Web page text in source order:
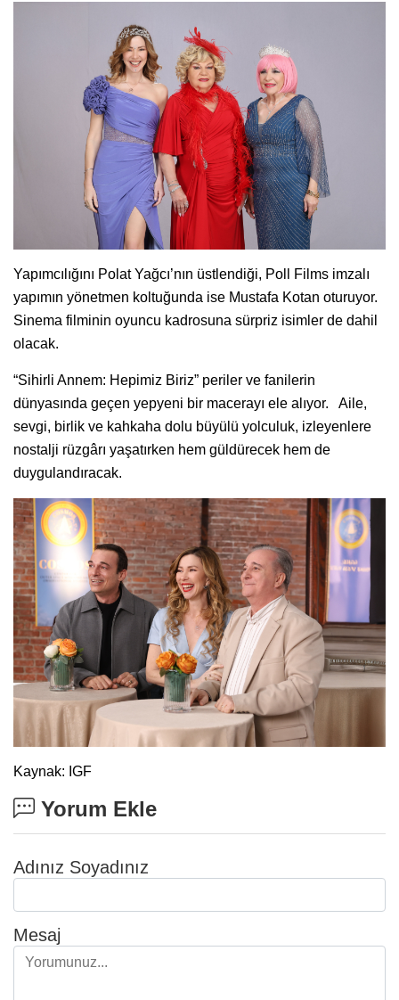
Yapımcılığını Polat Yağcı’nın üstlendiği, Poll Films imzalı
yapımın yönetmen koltuğunda ise Mustafa Kotan oturuyor.
Sinema filminin oyuncu kadrosuna sürpriz isimler de dahil
olacak.
“Sihirli Annem: Hepimiz Biriz” periler ve fanilerin
dünyasında geçen yepyeni bir macerayı ele alıyor. Aile,
sevgi, birlik ve kahkaha dolu büyülü yolculuk, izleyenlere
nostalji rüzgârı yaşatırken hem güldürecek hem de
duygulandıracak.
Kaynak: IGF
Yorum Ekle
Adınız Soyadınız
Mesaj